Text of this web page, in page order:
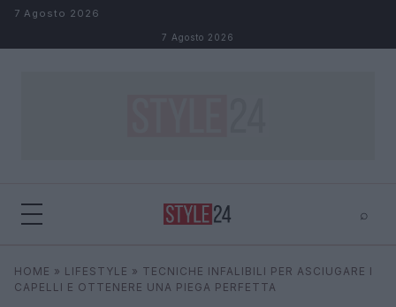
Salta al contenuto
7 Agosto 2026
7 Agosto 2026
⌕
Cerca ⌕ ×
HOME » LIFESTYLE » TECNICHE INFALIBILI PER ASCIUGARE I
CAPELLI E OTTENERE UNA PIEGA PERFETTA